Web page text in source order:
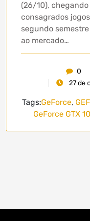
(26/10),
consagrados
segundo
ao mercado…
0
27 de
Tags:GeForce,
GeForce GTX